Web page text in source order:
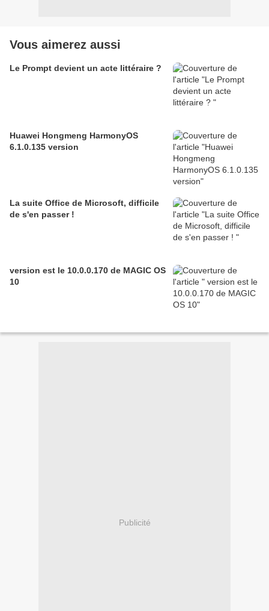
Vous aimerez aussi
Le Prompt devient un acte littéraire ?
Huawei Hongmeng HarmonyOS
6.1.0.135 version
La suite Office de Microsoft, difficile
de s'en passer !
version est le 10.0.0.170 de MAGIC OS
10
Publicité